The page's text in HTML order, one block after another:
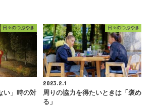
日々のつぶやき
い」時の対
日々のつぶやき
2023.2.1
周りの協力を得たいときは「褒め
る」